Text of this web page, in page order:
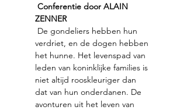
Conferentie door ALAIN
ZENNER
verdriet, en de dogen hebben
het hunne. Het levenspad van
leden van koninklijke families is
niet altijd rooskleuriger dan
dat van hun onderdanen. De
avonturen uit het leven van